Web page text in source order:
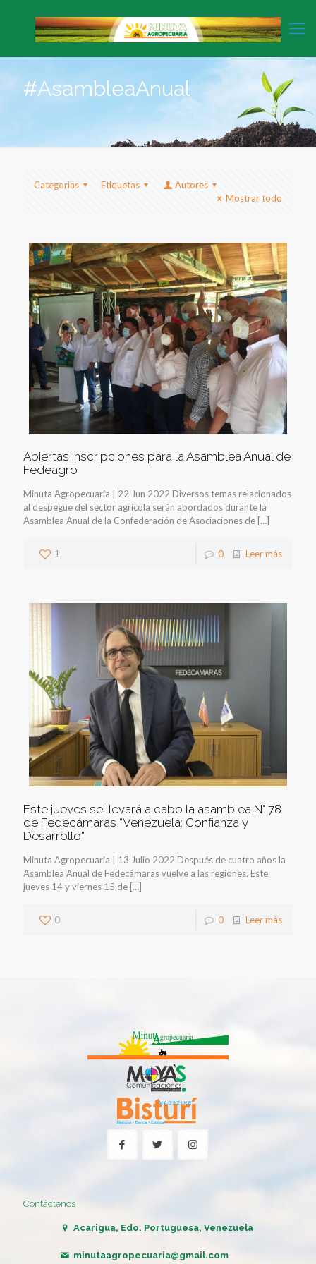
#AsambleaAnual
Categorias Etiquetas
Autores
Mostrar todo
Abiertas inscripciones para la Asamblea Anual de
Fedeagro
Minuta Agropecuaria | 22 Jun 2022 Diversos temas relacionados
al despegue del sector agrícola serán abordados durante la
Asamblea Anual de la Confederación de Asociaciones de […]
1 0 Leer más
Este jueves se llevará a cabo la asamblea N° 78
de Fedecámaras “Venezuela: Confianza y
Desarrollo”
Minuta Agropecuaria | 13 Julio 2022 Después de cuatro años la
Asamblea Anual de Fedecámaras vuelve a las regiones. Este
jueves 14 y viernes 15 de […]
0 0 Leer más
Contáctenos
Acarigua, Edo. Portuguesa, Venezuela
minutaagropecuaria@gmail.com